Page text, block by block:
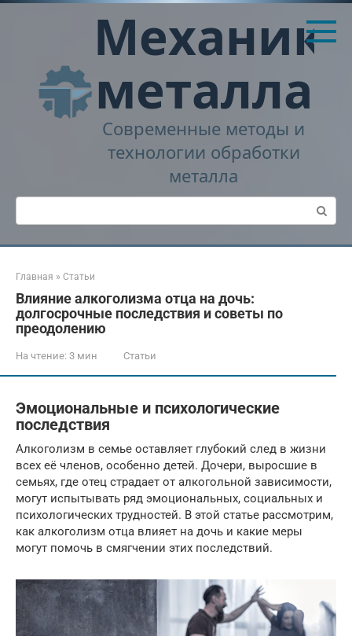
Перейти
Механика
металла
Современные методы и
технологии обработки
металла
Поиск:
Главная » Статьи
Влияние алкоголизма отца на дочь:
долгосрочные последствия и советы по
преодолению
На чтение: 3 мин Статьи
Эмоциональные и психологические
последствия
Алкоголизм в семье оставляет глубокий след в жизни
всех её членов, особенно детей. Дочери, выросшие в
семьях, где отец страдает от алкогольной зависимости,
могут испытывать ряд эмоциональных, социальных и
психологических трудностей. В этой статье рассмотрим,
как алкоголизм отца влияет на дочь и какие меры
могут помочь в смягчении этих последствий.